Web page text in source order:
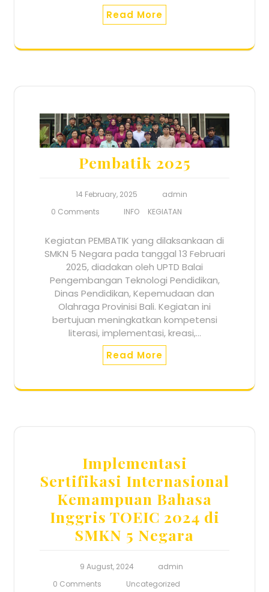
Read More
Pembatik 2025
14 February, 2025
admin
0 Comments
INFO KEGIATAN
Kegiatan PEMBATIK yang dilaksankaan di
SMKN 5 Negara pada tanggal 13 Februari
2025, diadakan oleh UPTD Balai
Pengembangan Teknologi Pendidikan,
Dinas Pendidikan, Kepemudaan dan
Olahraga Provinisi Bali. Kegiatan ini
bertujuan meningkatkan kompetensi
literasi, implementasi, kreasi,…
Read More
Implementasi
Sertifikasi Internasional
Kemampuan Bahasa
Inggris TOEIC 2024 di
SMKN 5 Negara
9 August, 2024
admin
0 Comments
Uncategorized